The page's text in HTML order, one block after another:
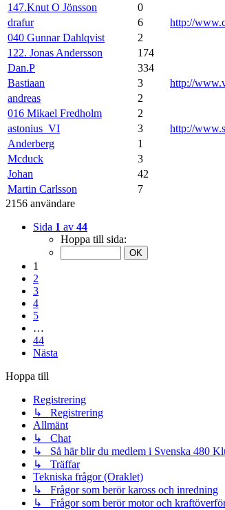
147.Knut O Jönsson
0
drafur
6 http://
040 Gunnar Dahlqvist
2
122. Jonas Andersson
174
Dan.P
334
Bastiaan
3 http://
andreas
2
016 Mikael Fredholm
2
astonius_VI
3 http://
Anderberg
1
Mcduck
3
Johan
42
Martin Carlsson
7
2156 användare
Sida 1 av 44
Hoppa till sida:
1
2
3
4
5
…
44
Nästa
Hoppa till
Registrering
↳ Registrering
Allmänt
↳ Chat
↳ Så här blir du medlem i Svenska 480
↳ Träffar
Tekniska frågor (Oraklet)
↳ Frågor som berör kaross och inredning
↳ Frågor som berör motor och